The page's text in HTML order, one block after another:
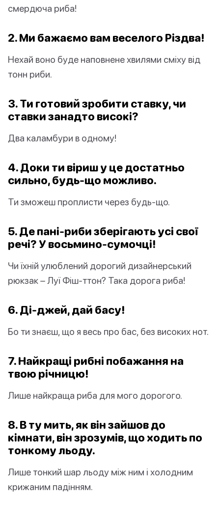
смердюча риба!
2. Ми бажаємо вам веселого Різдва!
Нехай воно буде наповнене хвилями сміху від
тонн риби.
3. Ти готовий зробити ставку, чи
ставки занадто високі?
Два каламбури в одному!
4. Доки ти віриш у це достатньо
сильно, будь-що можливо.
Ти зможеш проплисти через будь-що.
5. Де пані-риби зберігають усі свої
речі? У восьмино-сумочці!
Чи їхній улюблений дорогий дизайнерський
рюкзак – Луї Фіш-ттон? Така дорога риба!
6. Ді-джей, дай басу!
Бо ти знаєш, що я весь про бас, без високих нот.
7. Найкращі рибні побажання на
твою річницю!
Лише найкраща риба для мого дорогого.
8. В ту мить, як він зайшов до
кімнати, він зрозумів, що ходить по
тонкому льоду.
Лише тонкий шар льоду між ним і холодним
крижаним падінням.